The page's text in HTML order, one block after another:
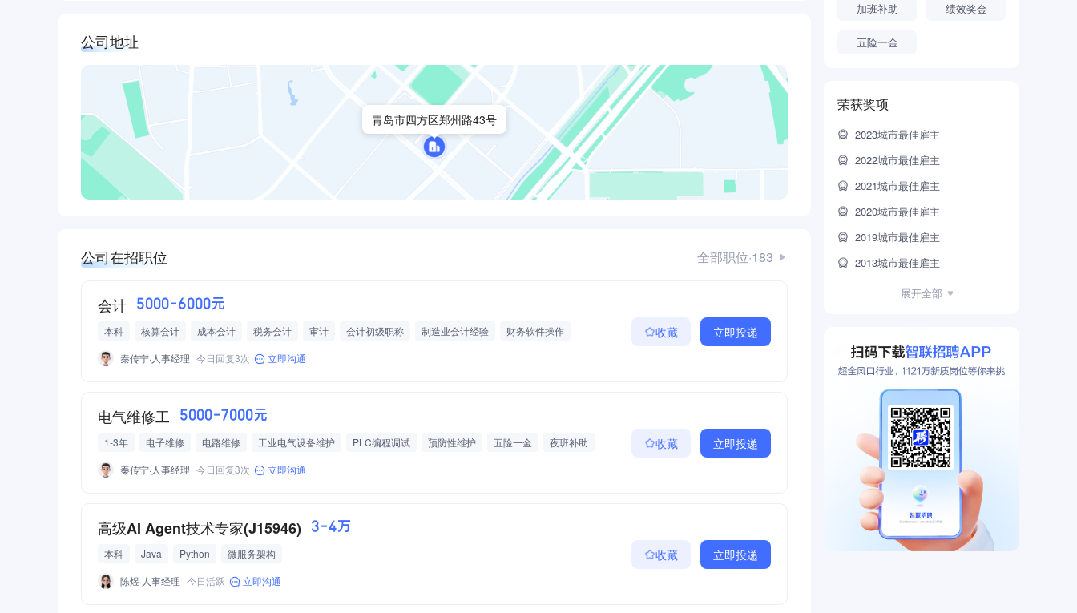
未来，赛轮将继续以“做一条好轮胎”为使命，助力中国橡胶轮胎工业站上世界新高度为己任，立志成为在世界范围内受尊敬、
公司地址
青岛市四方区郑州路43号
公司在招职位 全部职位·183
会计 5000-6000元
本科 核算会计 成本会计 税务会计 审计 会计初级职称 制造业会计经验
财务软件操作
财务数据分析
秦传宁·人事经理 今日回复3次 立即沟通
收藏 立即投递
电气维修工 5000-7000元
1-3年 电子维修 电路维修 工业电气设备维护 PLC编程调试 预防性维护 五险一金
夜班补助
工龄奖
秦传宁·人事经理 今日回复3次 立即沟通
收藏 立即投递
高级AI Agent技术专家(J15946) 3-4万
本科 Java Python
微服务架构
陈煜·人事经理 今日活跃 立即沟通
收藏 立即投递
加班补助 绩效奖金
五险一金
荣获奖项
2023城市最佳雇主
2022城市最佳雇主
2021城市最佳雇主
2020城市最佳雇主
2019城市最佳雇主
2013城市最佳雇主
第七届中国工业大奖
展开全部